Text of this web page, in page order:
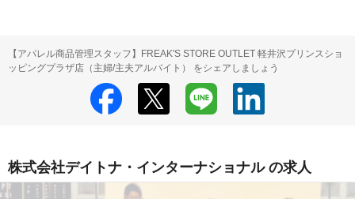
【アパレル商品管理スタッフ】FREAK'S STORE OUTLET 軽井沢プリンスショ
ッピングプラザ店（主婦/主夫アルバイト） をシェアしましょう
株式会社デイトナ・インターナショナル の求人